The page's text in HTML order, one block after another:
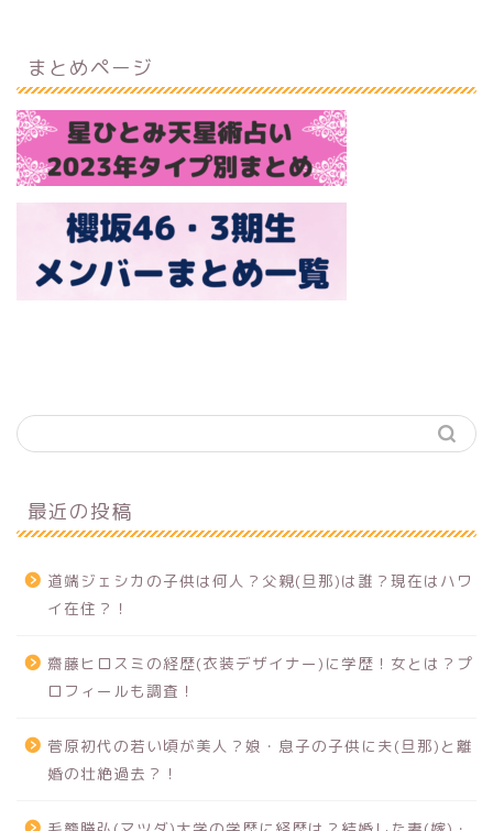
まとめページ
最近の投稿
道端ジェシカの子供は何人？父親(旦那)は誰？現在はハワ
イ在住？！
齋藤ヒロスミの経歴(衣装デザイナー)に学歴！女とは？プ
ロフィールも調査！
菅原初代の若い頃が美人？娘・息子の子供に夫(旦那)と離
婚の壮絶過去？！